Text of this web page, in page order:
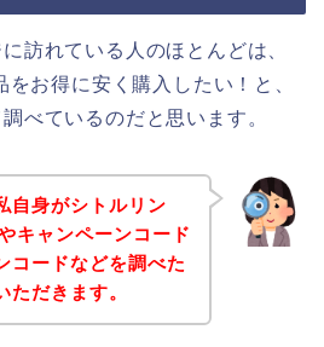
訪れている人のほとんどは、
お得に安く購入したい！と、
べているのだと思います。
自身がシトルリン
キャンペーンコード
コードなどを調べた
だきます。